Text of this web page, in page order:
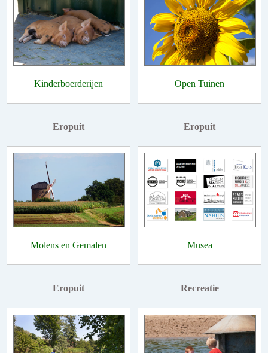
Kinderboerderijen Open Tuinen
Eropuit
Molens en Gemalen
Eropuit
Musea
Eropuit Recreatie